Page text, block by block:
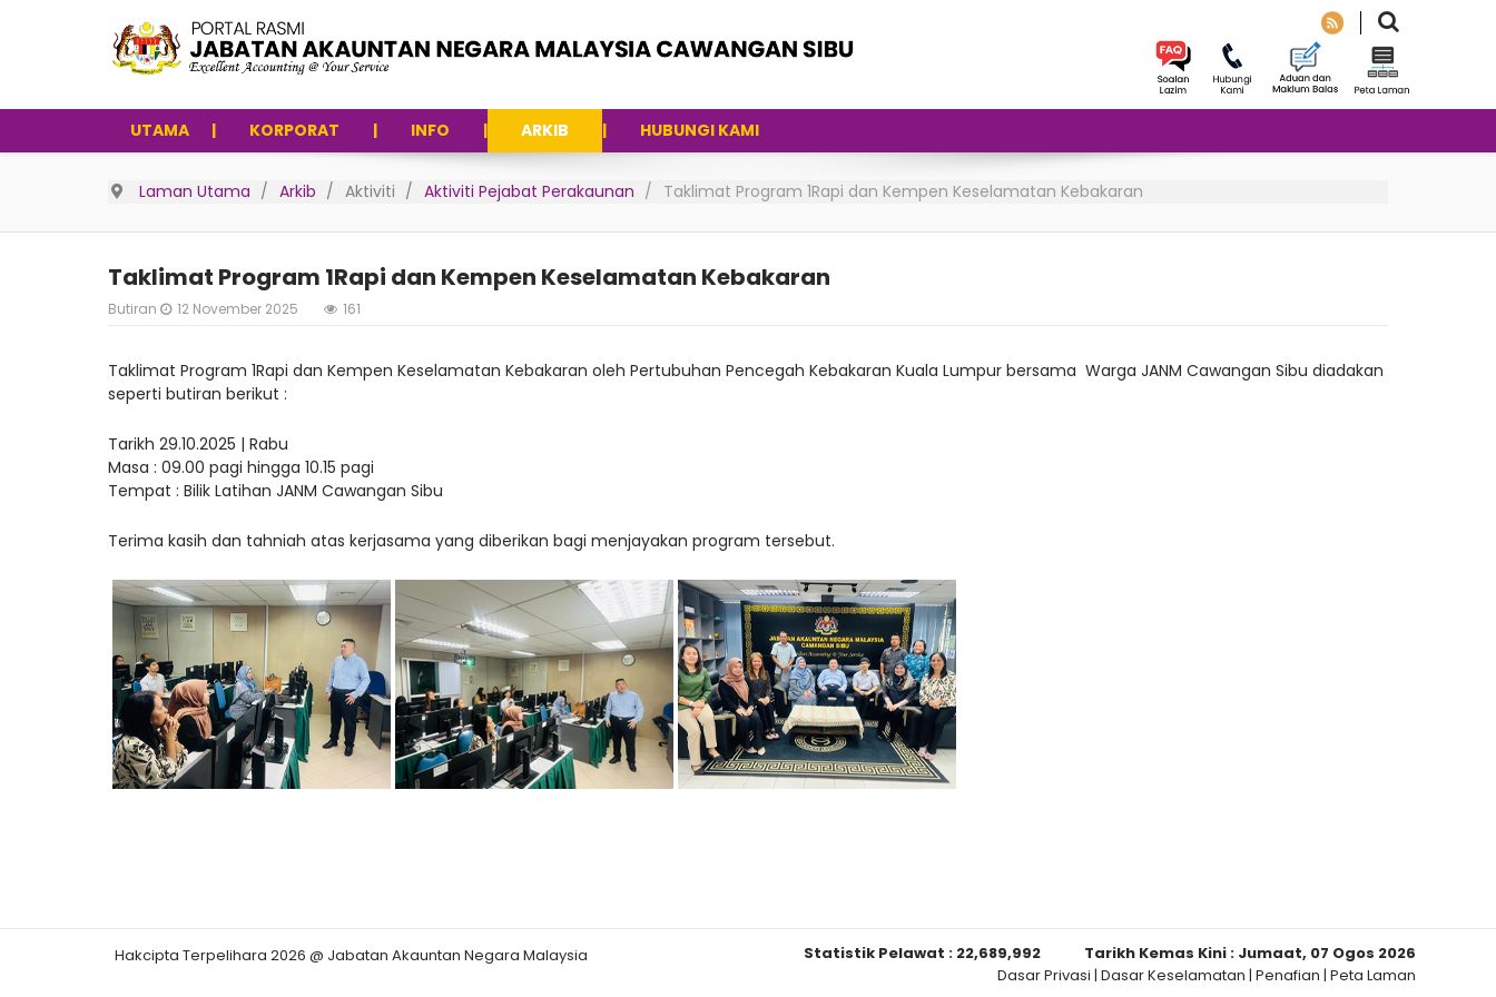
UTAMA KORPORAT INFO ARKIB HUBUNGI KAMI
Laman Utama Arkib Aktiviti Aktiviti Pejabat Perakaunan Taklimat Program 1Rapi dan Kempen Keselamatan Kebakaran
Taklimat Program 1Rapi dan Kempen Keselamatan Kebakaran
Butiran 12 November 2025 161
Taklimat Program 1Rapi dan Kempen Keselamatan Kebakaran oleh Pertubuhan Pencegah Kebakaran Kuala Lumpur bersama Warga JANM Cawangan Sibu diadakan
seperti butiran berikut :
Tarikh 29.10.2025 | Rabu
Masa : 09.00 pagi hingga 10.15 pagi
Tempat : Bilik Latihan JANM Cawangan Sibu
Terima kasih dan tahniah atas kerjasama yang diberikan bagi menjayakan program tersebut.
Hakcipta Terpelihara 2026 @ Jabatan Akauntan Negara Malaysia Statistik Pelawat : 22,689,992 Tarikh Kemas Kini : Jumaat, 07 Ogos 2026
Dasar Privasi | Dasar Keselamatan | Penafian | Peta Laman